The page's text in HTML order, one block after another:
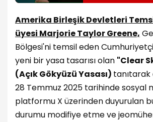
Amerika Birleşik Devletleri
üyesi Marjorie Taylor Greene,
Bölgesi'ni temsil eden
yeni bir yasa tasarısı olan "Clear
(Açık Gökyüzü Yasası)
28 Temmuz 2025 tarihinde sosyal
platformu X üzerinden duyurulan
durumu modifiye etme ve